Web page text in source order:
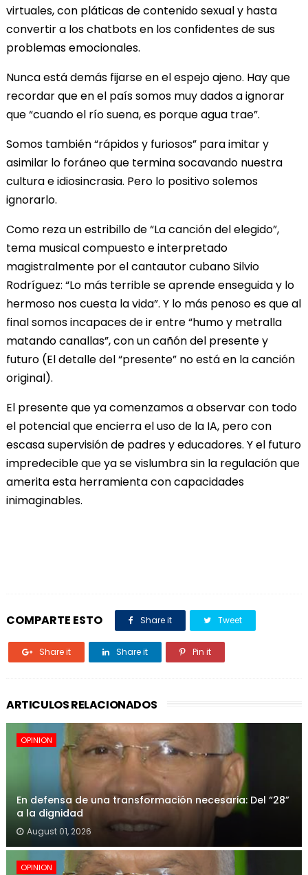
virtuales, con pláticas de contenido sexual y hasta
convertir a los chatbots en los confidentes de sus
problemas emocionales.
Nunca está demás fijarse en el espejo ajeno. Hay que
recordar que en el país somos muy dados a ignorar
que “cuando el río suena, es porque agua trae”.
Somos también “rápidos y furiosos” para imitar y
asimilar lo foráneo que termina socavando nuestra
cultura e idiosincrasia. Pero lo positivo solemos
ignorarlo.
Como reza un estribillo de “La canción del elegido”,
tema musical compuesto e interpretado
magistralmente por el cantautor cubano Silvio
Rodríguez: “Lo más terrible se aprende enseguida y lo
hermoso nos cuesta la vida”. Y lo más penoso es que al
final somos incapaces de ir entre “humo y metralla
matando canallas”, con un cañón del presente y
futuro (El detalle del “presente” no está en la canción
original).
El presente que ya comenzamos a observar con todo
el potencial que encierra el uso de la IA, pero con
escasa supervisión de padres y educadores. Y el futuro
impredecible que ya se vislumbra sin la regulación que
amerita esta herramienta con capacidades
inimaginables.
COMPARTE ESTO Share it Tweet
Share it Share it Pin it
ARTICULOS RELACIONADOS
OPINION
En defensa de una transformación necesaria: Del “28”
a la dignidad
August 01, 2026
OPINION